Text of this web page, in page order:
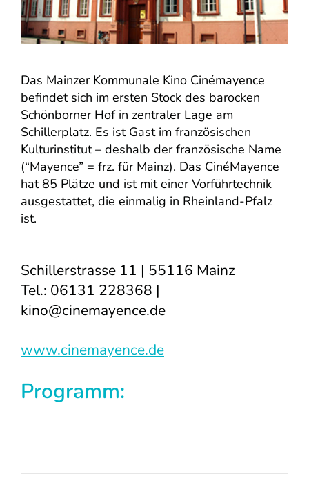
Das Mainzer Kommunale Kino Cinémayence
befindet sich im ersten Stock des barocken
Schönborner Hof in zentraler Lage am
Schillerplatz. Es ist Gast im französischen
Kulturinstitut – deshalb der französische Name
(“Mayence” = frz. für Mainz). Das CinéMayence
hat 85 Plätze und ist mit einer Vorführtechnik
ausgestattet, die einmalig in Rheinland-Pfalz
ist.
Schillerstrasse 11 | 55116 Mainz
Tel.: 06131 228368 |
kino@cinemayence.de
www.cinemayence.de
Programm: